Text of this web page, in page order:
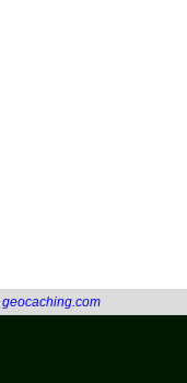
geocaching.com